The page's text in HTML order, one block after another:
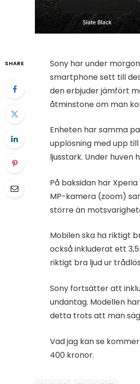
SHARE
Sony har under
smartphone sett till
den erbjuder jämfört
åtminstone om man
Enheten har samma
upplösning med upp
ljusstark. Under huven
På baksidan har
MP-kamera (zoom)
större än
Mobilen ska ha riktigt
också inkluderat ett
riktigt bra ljud ur
Sony fortsätter att
undantag. Modellen
detta trots att man
Vad jag kan se
400 kronor.